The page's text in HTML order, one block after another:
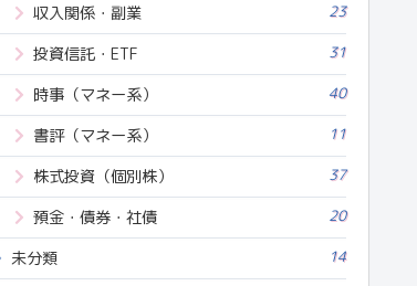
収入関係・副業 23
投資信託・ETF 31
時事（マネー系） 40
書評（マネー系） 11
株式投資（個別株） 37
預金・債券・社債 20
未分類 14